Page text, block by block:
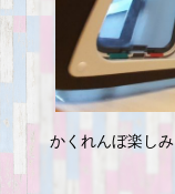
かくれんぼ楽しみ